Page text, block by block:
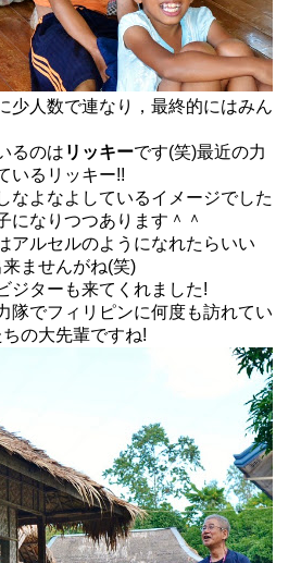
少人数で連なり，最終的にはみん
るのは リッキーです(笑)最近の力
いるリッキー!!
なよなよしているイメージでした
になりつつあります＾＾
アルセルのようになれたらいい
ませんがね(笑)
ジターも来てくれました!
隊でフィリピンに何度も訪れてい
の大先輩ですね!